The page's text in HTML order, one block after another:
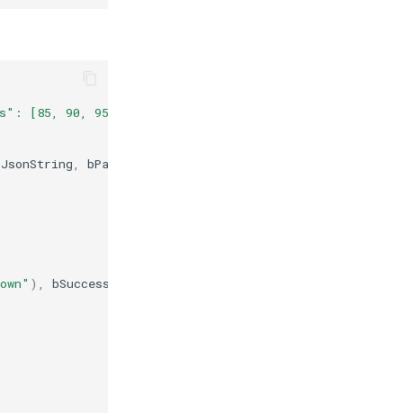
[85, 90, 95]}
JsonString bParseSuccess
), bSuccess